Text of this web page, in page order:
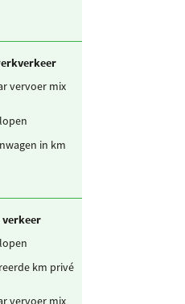
vervoer mix
in km
km privé
vervoer mix